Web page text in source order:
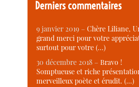
Derniers commentaires
9 janvier 2019 –Chère Liliane,
grand merci pour votre
surtout pour votre (…)
30 décembre 2018 –Bravo !
Somptueuse et riche
merveilleux poète et érudit. (…)